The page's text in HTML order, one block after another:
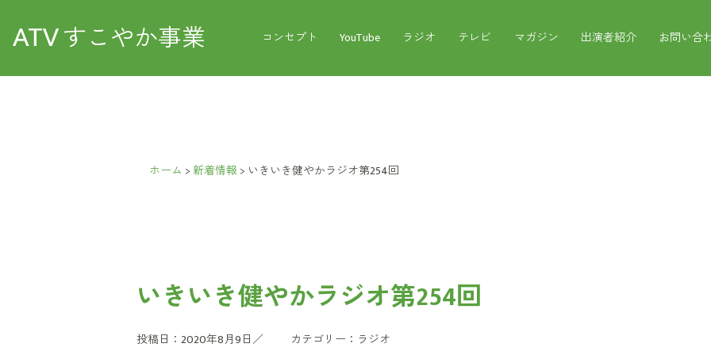
ATVすこやか事業 コンセプト YouTube ラジオ テレビ マガジン 出演者紹介 お問い合
ホーム >新着情報> いきいき健やかラジオ第254回
いきいき健やかラジオ第254回
投稿日：2020年8月9日／ カテゴリー： ラジオ